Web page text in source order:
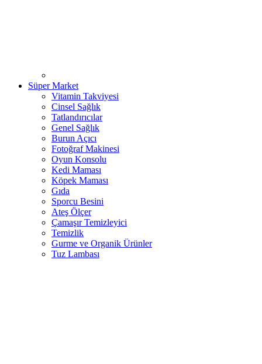
Süper Market
Vitamin Takviyesi
Cinsel Sağlık
Tatlandırıcılar
Genel Sağlık
Burun Açıcı
Fotoğraf Makinesi
Oyun Konsolu
Kedi Maması
Köpek Maması
Gıda
Sporcu Besini
Ateş Ölçer
Çamaşır Temizleyici
Temizlik
Gurme ve Organik Ürünler
Tuz Lambası